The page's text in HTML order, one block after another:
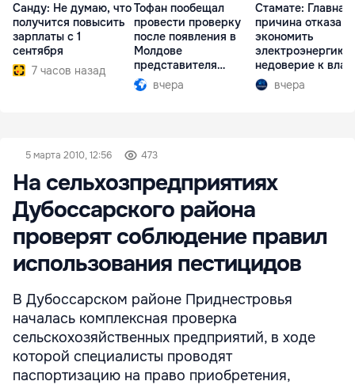
Санду: Не думаю, что
получится повысить
зарплаты с 1
сентября
7 часов назад
Тофан пообещал
провести проверку
после появления в
Молдове
представителя
Южной Осетии
вчера
Стамате: Главная
причина отказа
экономить
электроэнергию
недоверие к
вчера
5 марта 2010, 12:56 473
На сельхозпредприятиях
Дубоссарского района
проверят соблюдение правил
использования пестицидов
В Дубоссарском районе Приднестровья
началась комплексная проверка
сельскохозяйственных предприятий, в ходе
которой специалисты проводят
паспортизацию на право приобретения,